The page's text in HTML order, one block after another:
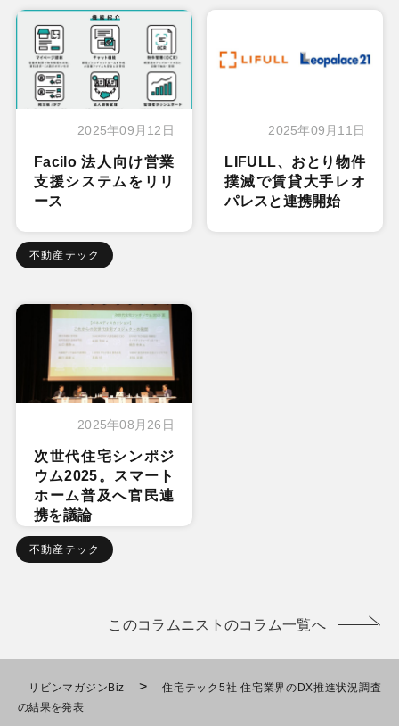
2025年09月12日
Facilo 法人向け営業
支援システムをリリ
ース
不動産テック
2025年09月11日
LIFULL、おとり物件
撲滅で賃貸大手レオ
パレスと連携開始
2025年08月26日
次世代住宅シンポジ
ウム2025。スマート
ホーム普及へ官民連
携を議論
不動産テック
このコラムニストのコラム一覧へ
リビンマガジンBiz >
住宅テック5社 住宅業界のDX推進状況調査
の結果を発表